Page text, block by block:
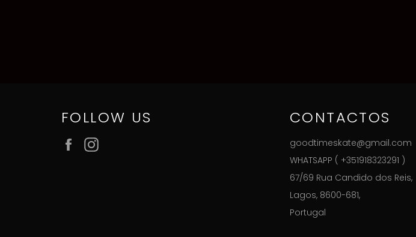
FOLLOW US
Facebook
CONTACTOS
goodtimeskate@gmail.com
WHATSAPP ( +351918323291 )
67/69 Rua Candido dos Reis,
Lagos, 8600-681,
Portugal